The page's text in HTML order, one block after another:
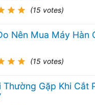
(15 votes)
Nên Mua Máy Hàn
(15 votes)
Thường Gặp Khi Cắt